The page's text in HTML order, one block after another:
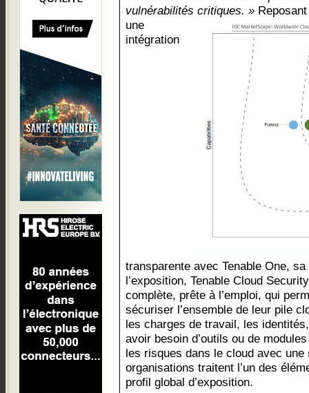
vulnérabilités critiques. »
une
intégration
transparente avec Tenable One,
l’exposition, Tenable Cloud
complète, prête à l’emploi, qui
sécuriser l’ensemble de leur pile
les charges de travail, les
avoir besoin d’outils ou de
les risques dans le cloud avec une
organisations traitent l’un des
profil global d’exposition.